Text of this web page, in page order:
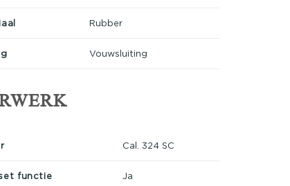
Rubber
Vouwsluiting
Cal. 324 SC
functie Ja